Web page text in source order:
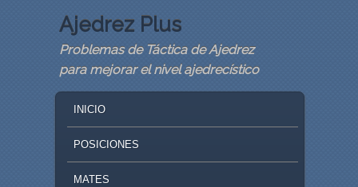
Ajedrez Plus
Problemas de Táctica de Ajedrez
para mejorar el nivel ajedrecístico
SKIP TO PRIMARY CONTENT
SKIP TO SECONDARY CONTENT
INICIO
POSICIONES
MATES